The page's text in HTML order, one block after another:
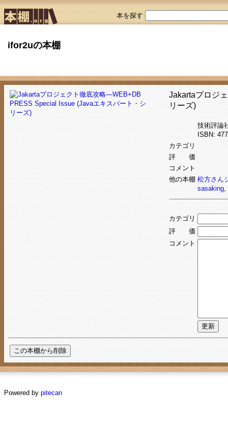
本を探す
ifor2uの本棚
Jakartaプロジ
リーズ)
技術評論
ISBN:
カテゴリ
評 価
コメント
他の本棚 松方さん
sasaking,
カテゴリ
評 価
コメント
Powered by pitecan